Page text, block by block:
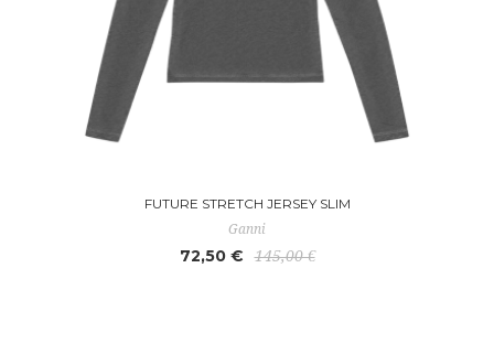
FUTURE STRETCH JERSEY SLIM
Ganni
72,50 € 145,00 €